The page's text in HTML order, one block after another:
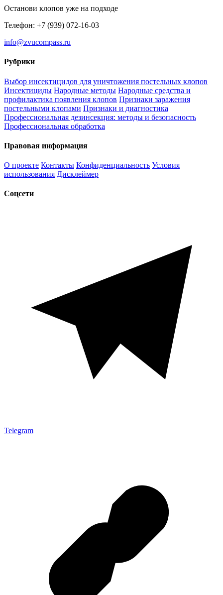
Останови клопов уже на подходе
Телефон: +7 (939) 072-16-03
info@zvucompass.ru
Рубрики
Выбор инсектицидов для уничтожения постельных клопов
Инсектициды Народные методы Народные средства и
профилактика появления клопов Признаки заражения
постельными клопами Признаки и диагностика
Профессиональная дезинсекция: методы и безопасность
Профессиональная обработка
Правовая информация
О проекте Контакты Конфиденциальность Условия
использования Дисклеймер
Соцсети
Telegram